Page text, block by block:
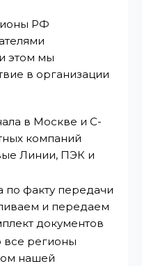
РФ
этом мы
в организации
в Москве и С-
компаний
Линии, ПЭК и
факту передачи
и передаем
документов
все регионы
нашей